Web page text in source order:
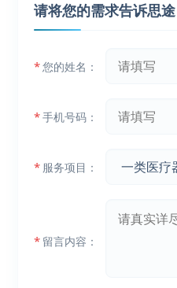
请将您的需求告诉思途
*您的姓名：
*手机号码：
* 服务项目：
* 留言内容：